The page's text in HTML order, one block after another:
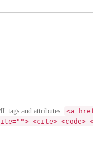
tags and attributes: <a
<cite>